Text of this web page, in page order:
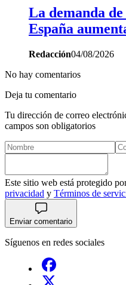
La demanda
España
Redacción04/08/2026
No hay comentarios
Deja tu comentario
Tu dirección de correo
campos son obligatorios
Este sitio web está protegido
privacidad y Términos de
Enviar comentario
Síguenos en redes sociales